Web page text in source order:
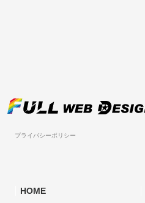
プライバシーポリシー
HOME